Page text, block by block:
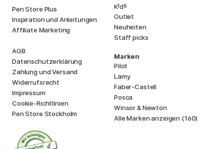
Pen Store Plus
Inspiration und Anleitungen
Affiliate Marketing
AGB
Datenschutzerklärung
Zahlung und Versand
Widerrufsrecht
Impressum
Cookie-Richtlinien
Pen Store Stockholm
Kids
Outlet
Neuheiten
Staff picks
Marken
Pilot
Lamy
Faber-Castell
Posca
Winsor & Newton
Alle Marken anzeigen (160)